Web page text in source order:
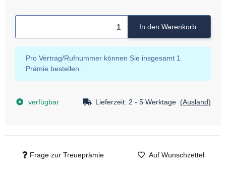
In den Warenkorb
x
Pro Vertrag/Rufnummer können Sie insgesamt 1
Prämie bestellen.
verfügbar Lieferzeit: 2 - 5 Werktage (Ausland)
Frage zur Treueprämie Auf Wunschzettel